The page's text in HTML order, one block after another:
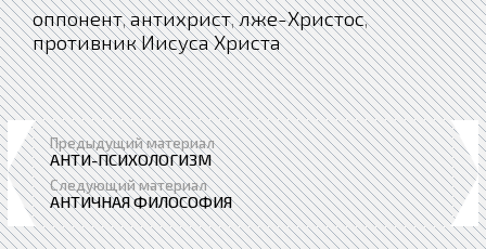
оппонент,антихрист,лже-Христос,
противник Иисуса Христа
Предыдущий материал
АНТИ-ПСИХОЛОГИЗМ
Следующий материал
АНТИЧНАЯ ФИЛОСОФИЯ